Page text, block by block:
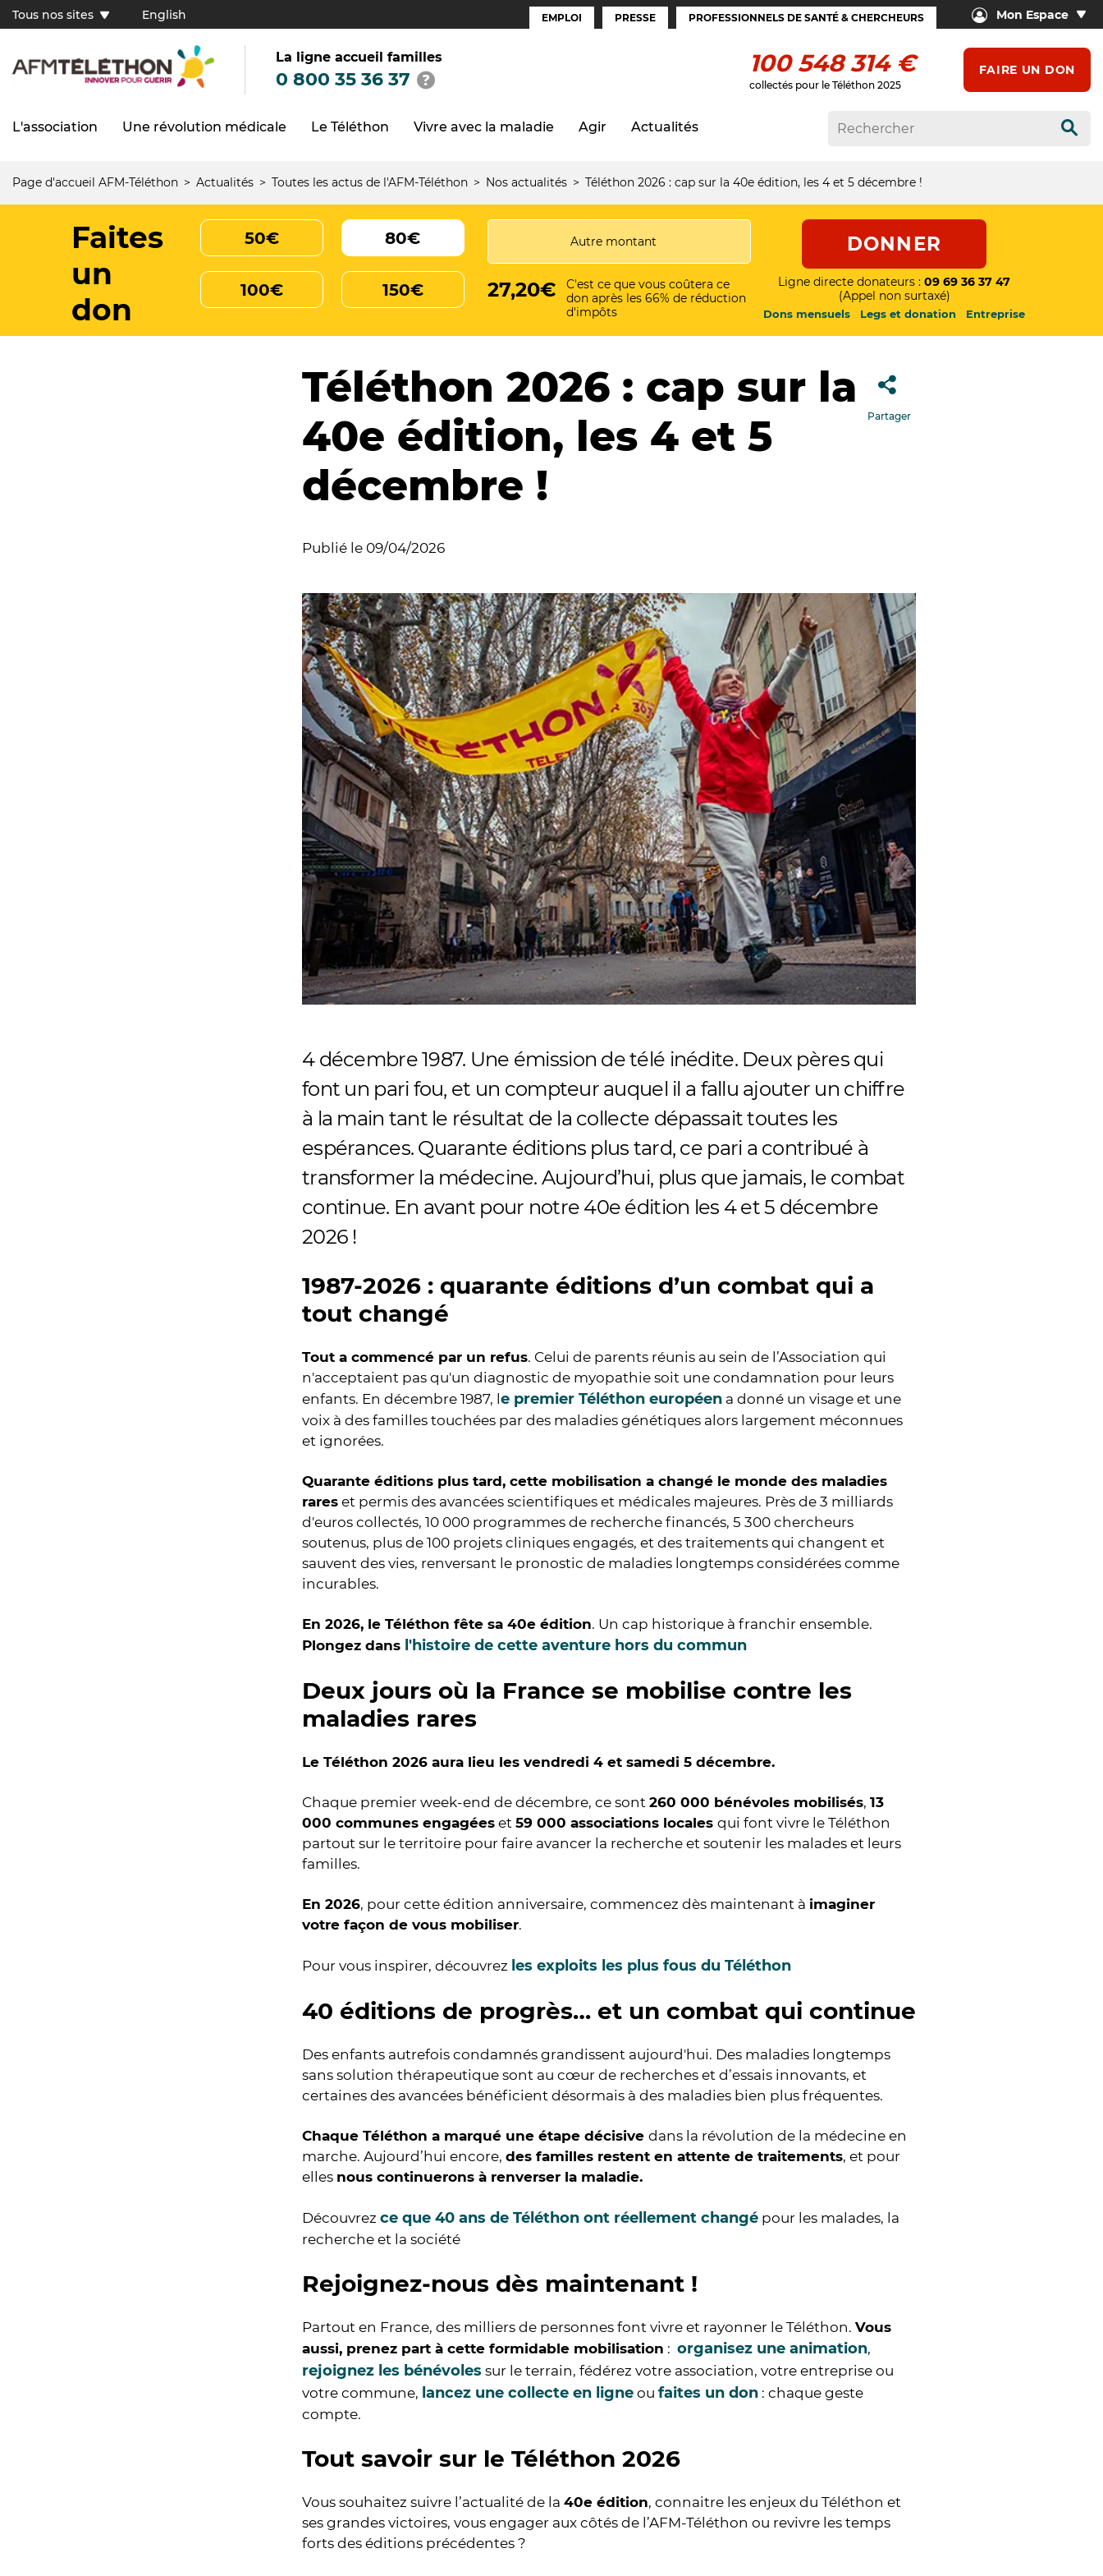
contenu
Tous
sites
(FR)
Tous nos sites English
Espaces
EMPLOI PRESSE PROFESSIONNELS DE SANTÉ & CHERCHEURS Mon Espace
La ligne accueil familles
0 800 35 36 37
100 548 314 €
collectés pour le Téléthon 2025
FAIRE UN DON
Navigation
L'association Une révolution médicale Le Téléthon Vivre avec la maladie Agir Actualités
Fil
d'Ariane
Page d'accueil AFM-Téléthon Actualités Toutes les actus de l'AFM-Téléthon Nos actualités Téléthon 2026 : cap sur la 40e édition, les 4 et 5 décembre !
Faites
un
don
50€ 80€
100€ 150€ 27,20€
C'est ce que vous coûtera ce
don après les 66% de réduction
d'impôts
DONNER
Ligne directe donateurs : 09 69 36 37 47
(Appel non surtaxé)
Dons mensuels Legs et donation Entreprise
Téléthon 2026 : cap sur la
40e édition, les 4 et 5
décembre !
Partager
Publié le 09/04/2026
4 décembre 1987. Une émission de télé inédite. Deux pères qui
font un pari fou, et un compteur auquel il a fallu ajouter un chiffre
à la main tant le résultat de la collecte dépassait toutes les
espérances. Quarante éditions plus tard, ce pari a contribué à
transformer la médecine. Aujourd’hui, plus que jamais, le combat
continue. En avant pour notre 40e édition les 4 et 5 décembre
2026 !
1987-2026 : quarante éditions d’un combat qui a
tout changé
Tout a commencé par un refus. Celui de parents réunis au sein de l’Association qui
n'acceptaient pas qu'un diagnostic de myopathie soit une condamnation pour leurs
enfants. En décembre 1987, le premier Téléthon européen a donné un visage et une
voix à des familles touchées par des maladies génétiques alors largement méconnues
et ignorées.
Quarante éditions plus tard, cette mobilisation a changé le monde des maladies
rares et permis des avancées scientifiques et médicales majeures. Près de 3 milliards
d'euros collectés, 10 000 programmes de recherche financés, 5 300 chercheurs
soutenus, plus de 100 projets cliniques engagés, et des traitements qui changent et
sauvent des vies, renversant le pronostic de maladies longtemps considérées comme
incurables.
En 2026, le Téléthon fête sa 40e édition. Un cap historique à franchir ensemble.
Plongez dans l'histoire de cette aventure hors du commun
Deux jours où la France se mobilise contre les
maladies rares
Le Téléthon 2026 aura lieu les vendredi 4 et samedi 5 décembre.
Chaque premier week-end de décembre, ce sont 260 000 bénévoles mobilisés, 13
000 communes engagées et 59 000 associations locales qui font vivre le Téléthon
partout sur le territoire pour faire avancer la recherche et soutenir les malades et leurs
familles.
En 2026, pour cette édition anniversaire, commencez dès maintenant à imaginer
votre façon de vous mobiliser.
Pour vous inspirer, découvrez les exploits les plus fous du Téléthon
40 éditions de progrès… et un combat qui continue
Des enfants autrefois condamnés grandissent aujourd'hui. Des maladies longtemps
sans solution thérapeutique sont au cœur de recherches et d’essais innovants, et
certaines des avancées bénéficient désormais à des maladies bien plus fréquentes.
Chaque Téléthon a marqué une étape décisive dans la révolution de la médecine en
marche. Aujourd’hui encore, des familles restent en attente de traitements, et pour
elles nous continuerons à renverser la maladie.
Découvrez ce que 40 ans de Téléthon ont réellement changé pour les malades, la
recherche et la société
Rejoignez-nous dès maintenant !
Partout en France, des milliers de personnes font vivre et rayonner le Téléthon. Vous
aussi, prenez part à cette formidable mobilisation : organisez une animation,
rejoignez les bénévoles sur le terrain, fédérez votre association, votre entreprise ou
votre commune, lancez une collecte en ligne ou faites un don : chaque geste
compte.
Tout savoir sur le Téléthon 2026
Vous souhaitez suivre l’actualité de la 40e édition, connaitre les enjeux du Téléthon et
ses grandes victoires, vous engager aux côtés de l’AFM-Téléthon ou revivre les temps
forts des éditions précédentes ?